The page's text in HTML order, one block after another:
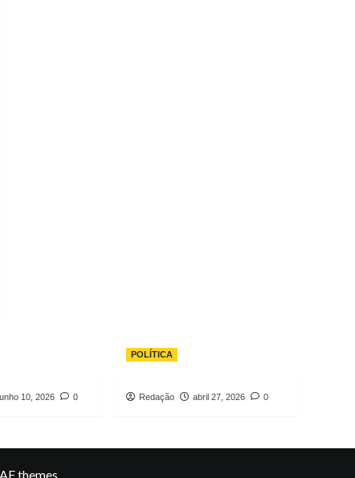
10, 2026 0
POLÍTICA
Redação abril 27, 2026 0
themes.